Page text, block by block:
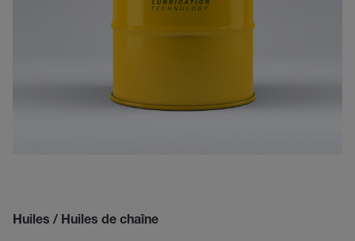
Huiles / Huiles de chaîne